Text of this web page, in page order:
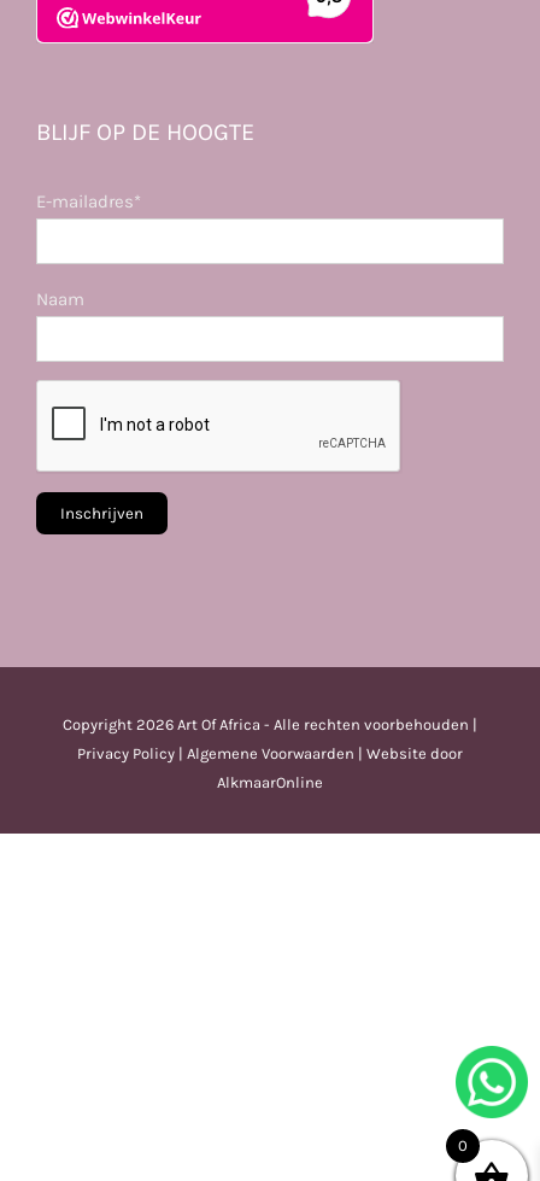
BLIJF OP DE HOOGTE
E-mailadres*
Naam
Copyright 2026 Art Of Africa - Alle rechten voorbehouden |
Privacy Policy | Algemene Voorwaarden | Website door
AlkmaarOnline
0